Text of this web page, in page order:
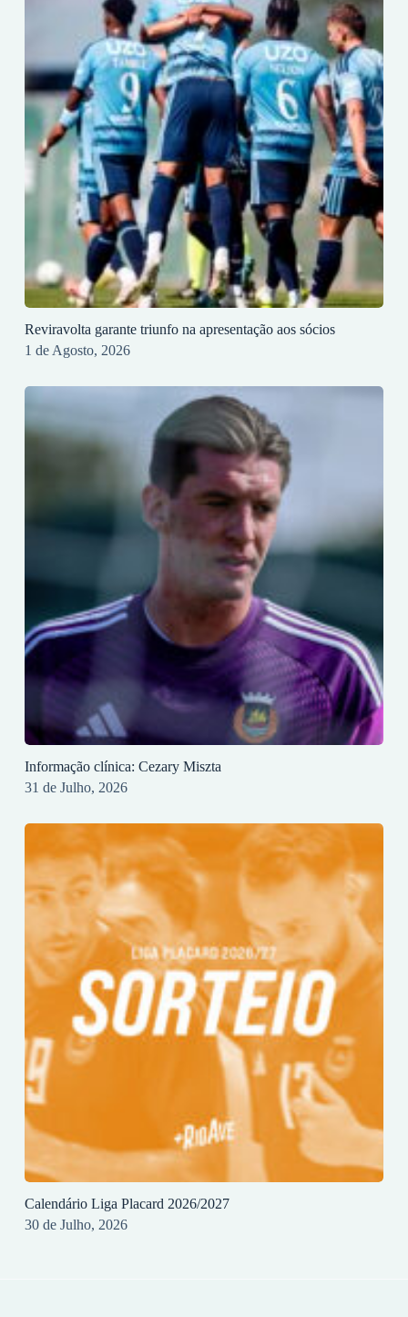
Reviravolta garante triunfo na apresentação aos sócios
1 de Agosto, 2026
Informação clínica: Cezary Miszta
31 de Julho, 2026
Calendário Liga Placard 2026/2027
30 de Julho, 2026